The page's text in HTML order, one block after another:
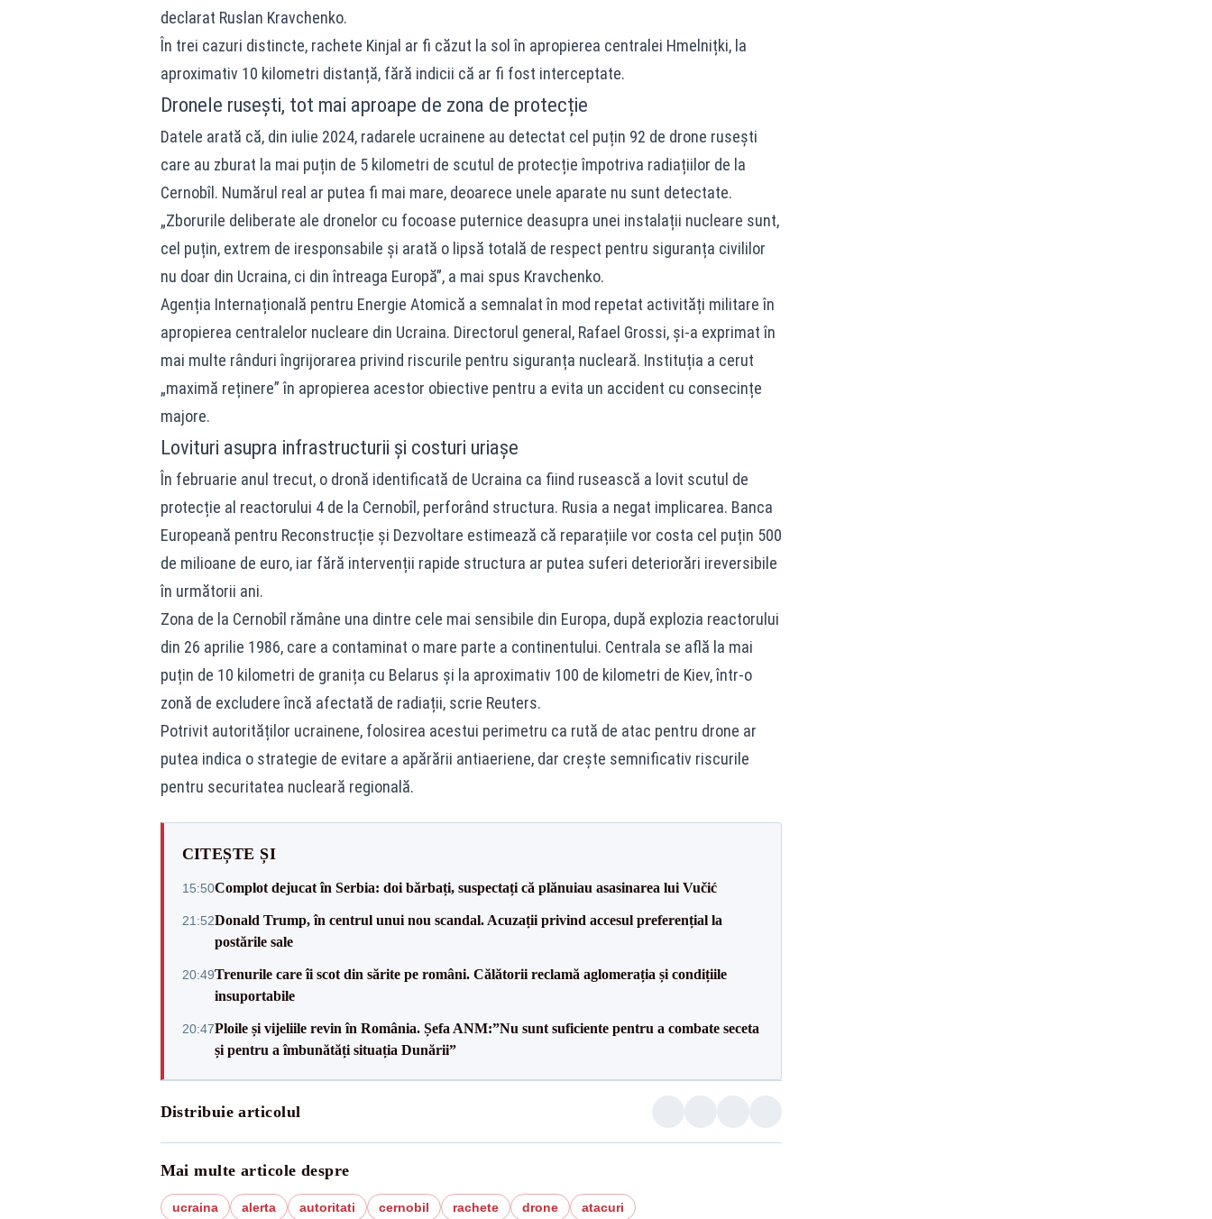
declarat Ruslan Kravchenko.
În trei cazuri distincte, rachete Kinjal ar fi căzut la sol în apropierea centralei Hmelnițki, la
aproximativ 10 kilometri distanță, fără indicii că ar fi fost interceptate.
Dronele rusești, tot mai aproape de zona de protecție
Datele arată că, din iulie 2024, radarele ucrainene au detectat cel puțin 92 de drone rusești
care au zburat la mai puțin de 5 kilometri de scutul de protecție împotriva radiațiilor de la
Cernobîl. Numărul real ar putea fi mai mare, deoarece unele aparate nu sunt detectate.
„Zborurile deliberate ale dronelor cu focoase puternice deasupra unei instalații nucleare sunt,
cel puțin, extrem de iresponsabile și arată o lipsă totală de respect pentru siguranța civililor
nu doar din Ucraina, ci din întreaga Europă”, a mai spus Kravchenko.
Agenția Internațională pentru Energie Atomică a semnalat în mod repetat activități militare în
apropierea centralelor nucleare din Ucraina. Directorul general, Rafael Grossi, și-a exprimat în
mai multe rânduri îngrijorarea privind riscurile pentru siguranța nucleară. Instituția a cerut
„maximă reținere” în apropierea acestor obiective pentru a evita un accident cu consecințe
majore.
Lovituri asupra infrastructurii și costuri uriașe
În februarie anul trecut, o dronă identificată de Ucraina ca fiind rusească a lovit scutul de
protecție al reactorului 4 de la Cernobîl, perforând structura. Rusia a negat implicarea. Banca
Europeană pentru Reconstrucție și Dezvoltare estimează că reparațiile vor costa cel puțin 500
de milioane de euro, iar fără intervenții rapide structura ar putea suferi deteriorări ireversibile
în următorii ani.
Zona de la Cernobîl rămâne una dintre cele mai sensibile din Europa, după explozia reactorului
din 26 aprilie 1986, care a contaminat o mare parte a continentului. Centrala se află la mai
puțin de 10 kilometri de granița cu Belarus și la aproximativ 100 de kilometri de Kiev, într-o
zonă de excludere încă afectată de radiații, scrie Reuters.
Potrivit autorităților ucrainene, folosirea acestui perimetru ca rută de atac pentru drone ar
putea indica o strategie de evitare a apărării antiaeriene, dar crește semnificativ riscurile
pentru securitatea nucleară regională.
CITEȘTE ȘI
15:50Complot dejucat în Serbia: doi bărbați, suspectați că plănuiau asasinarea lui Vučić
21:52Donald Trump, în centrul unui nou scandal. Acuzații privind accesul preferențial la
postările sale
20:49Trenurile care îi scot din sărite pe români. Călătorii reclamă aglomerația și condițiile
insuportabile
20:47Ploile și vijeliile revin în România. Șefa ANM:”Nu sunt suficiente pentru a combate seceta
și pentru a îmbunătăți situația Dunării”
Distribuie articolul
Mai multe articole despre
ucraina alerta autoritati cernobil rachete drone atacuri